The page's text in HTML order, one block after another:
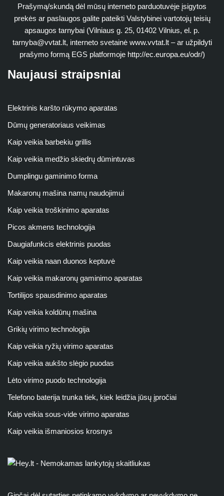
Prašymą/skundą dėl mūsų interneto parduotuvėje įsigytos
prekės ar paslaugos galite pateikti Valstybinei vartotojų teisių
apsaugos tarnybai (Vilniaus g. 25, 01402 Vilnius, el. p.
tarnyba@vvtat.lt, interneto svetainė www.vvtat.lt – ar užpildyti
prašymo formą EGS platformoje http://ec.europa.eu/odr/)
Naujausi straipsniai
Elektrinis karšto rūkymo aparatas
Dūmų generatoriaus veikimas
Kaip veikia barbekiu grillis
Kaip veikia medžio skiedrų dūmintuvas
Dumplingu gaminimo forma
Makaronų mašina namų naudojimui
Kaip veikia troškinimo aparatas
Picos akmens technologija
Daugiafunkcis elektrinis puodas
Kaip veikia naan duonos keptuvė
Kaip veikia makaronų gaminimo aparatas
Tortilijos spausdinimo aparatas
Kaip veikia koldūnų mašina
Grikių virimo technologija
Kaip veikia ryžių virimo aparatas
Kaip veikia aukšto slėgio puodas
Lėto virimo puodo technologija
Telefono baterija trunka tiek, kiek leidžia jūsų įpročiai
Kaip veikia sous-vide virimo aparatas
Kaip veikia išmaniosios krosnys